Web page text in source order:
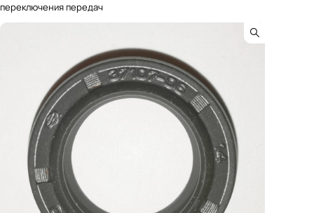
переключения передач